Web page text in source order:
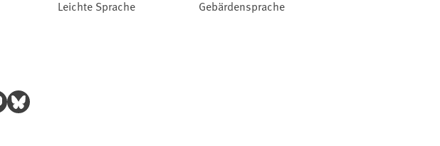
Leichte Sprache Gebärdensprache